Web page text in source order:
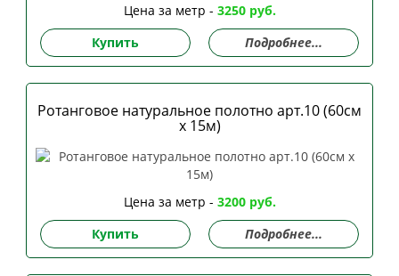
Цена за метр - 3250 руб.
Купить
Подробнее...
Ротанговое натуральное полотно арт.10 (60см
х 15м)
Цена за метр - 3200 руб.
Купить
Подробнее...